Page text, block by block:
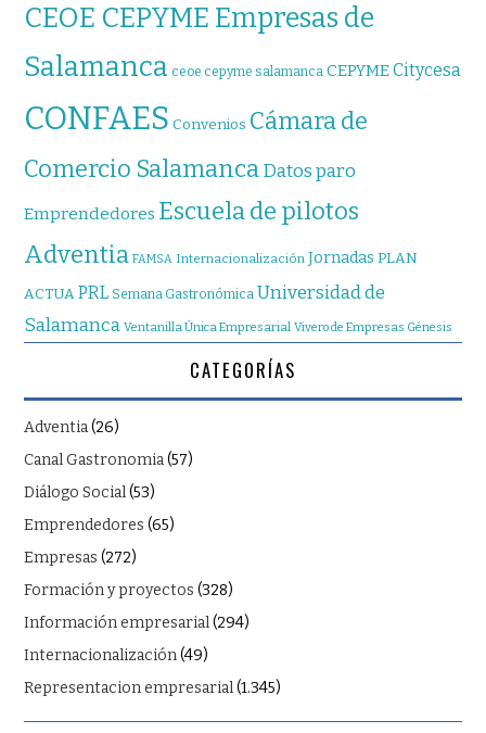
CEOE CEPYME Empresas de
Salamanca ceoe cepyme salamanca CEPYMECitycesa
CONFAES Convenios Cámara de
Comercio SalamancaDatos paro
Emprendedores Escuela de pilotos
Adventia FAMSA Internacionalización Jornadas PLAN
ACTUA PRL Semana Gastronómica Universidad de
Salamanca Ventanilla Única Empresarial Vivero de Empresas Génesis
CATEGORÍAS
Adventia(26)
Canal Gastronomia(57)
Diálogo Social(53)
Emprendedores (65)
Empresas (272)
Formación y proyectos (328)
Información empresarial(294)
Internacionalización(49)
Representacion empresarial(1.345)